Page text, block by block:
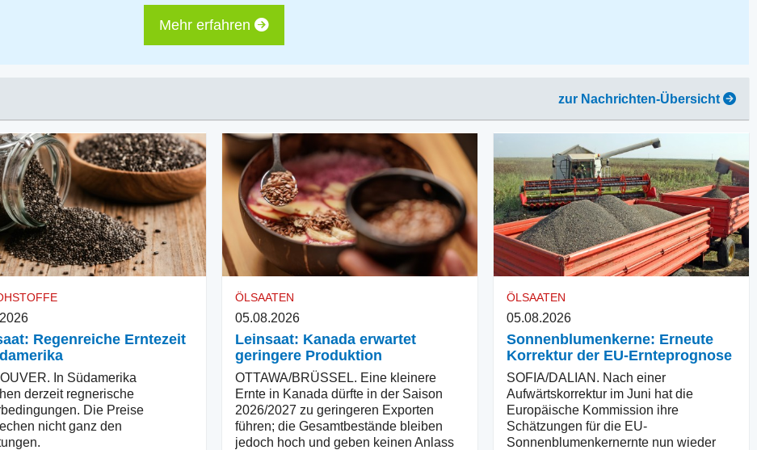
Mehr erfahren
zur Nachrichten-Übersicht
Regenreiche Erntezeit
In Südamerika
derzeit regnerische
Die Preise
nicht ganz den
ÖLSAATEN
05.08.2026
Leinsaat: Kanada erwartet
geringere Produktion
OTTAWA/BRÜSSEL. Eine kleinere
Ernte in Kanada dürfte in der Saison
2026/2027 zu geringeren Exporten
führen; die Gesamtbestände bleiben
jedoch hoch und geben keinen Anlass
ÖLSAATEN
05.08.2026
Sonnenblumenkerne: Erneute
Korrektur der EU-Ernteprognose
SOFIA/DALIAN. Nach einer
Aufwärtskorrektur im Juni hat die
Europäische Kommission ihre
Schätzungen für die EU-
Sonnenblumenkernernte nun wieder